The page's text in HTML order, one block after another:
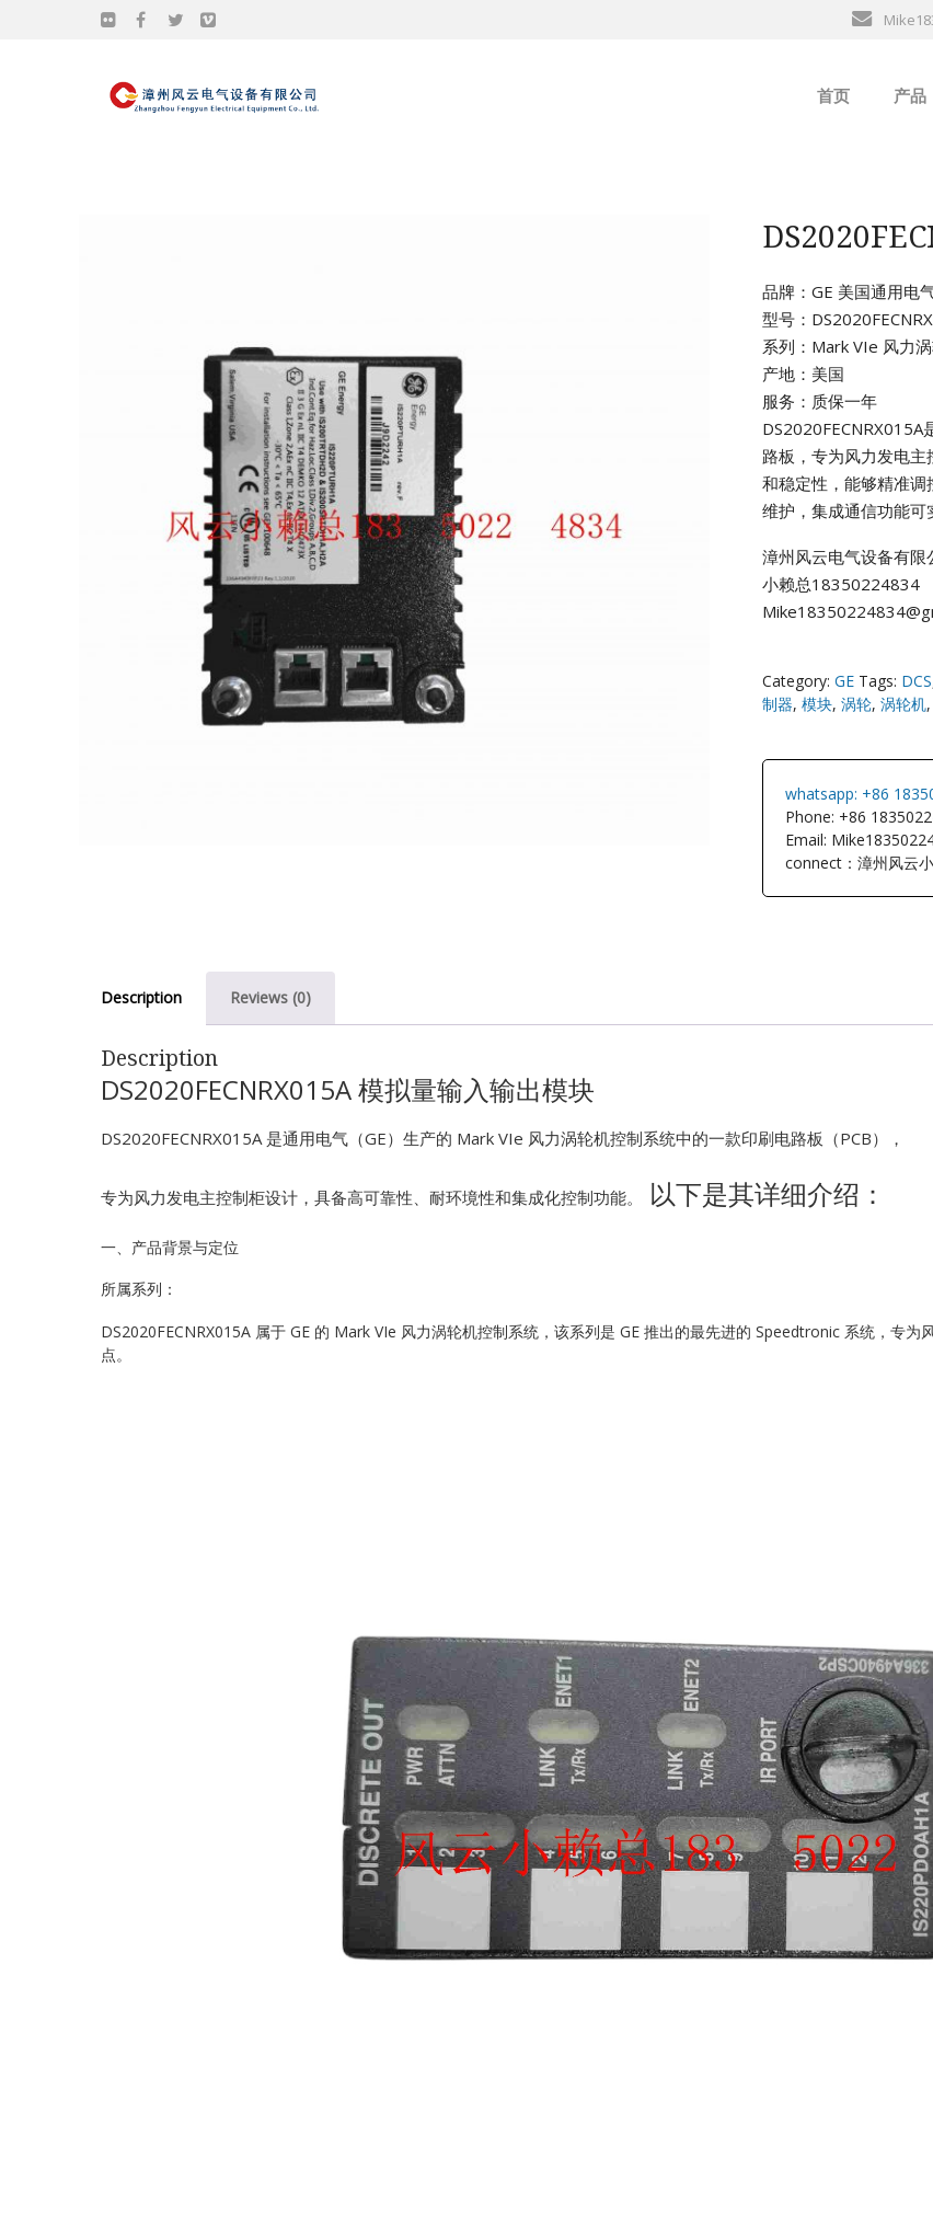
首页 产品
EATON
EPRO
HIMA
品牌：GE 美国通用电
型号：
系列：Mark VIe 风力
产地：美国
服务：质保一年
路板，专为风力发电
和稳定性，能够精准
维护，集成通信功能可
漳州风云电气设备有限
小赖总18350224834
Category: GE Tags: DCS
制器, 模块, 涡轮, 涡轮机,
whatsapp: +86
Phone: +86
Email:
connect：漳州风云
Description Reviews (0)
Description
DS2020FECNRX015A 模拟量输入输出模块
DS2020FECNRX015A 是通用电气（GE）生产的 Mark VIe 风力涡轮机控制系统中的一款印刷电路板（PCB），
专为风力发电主控制柜设计，具备高可靠性、耐环境性和集成化控制功能。 以下是其详细介绍：
一、产品背景与定位
所属系列：
DS2020FECNRX015A 属于 GE 的 Mark VIe 风力涡轮机控制系统，该系列是 GE 推出的最先进的 Speedtronic 系统，专
点。